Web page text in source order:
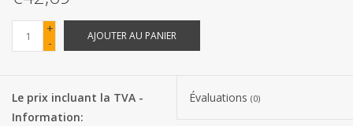
Confiserie Saint-Nicolas
Bonbons de carnaval
+
-
AJOUTER AU PANIER
Le prix incluant la TVA -
Information:
Évaluations (0)